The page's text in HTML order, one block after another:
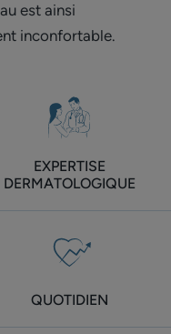
est ainsi
inconfortable.
EXPERTISE
DERMATOLOGIQUE
QUOTIDIEN